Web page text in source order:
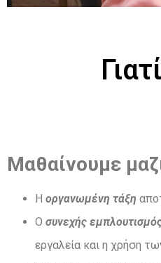
Μαθαίνουμε
Η οργανωµένη τάξη
Ο συνεχής
εργαλεία και η χρήση